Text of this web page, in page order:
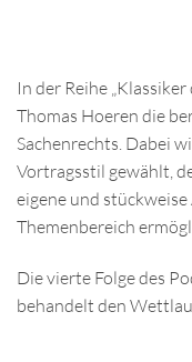
In der Reihe
Thomas Hoeren die
Sachenrechts. Dabei
Vortragsstil gewählt,
eigene und
Themenbereich
Die vierte Folge des
behandelt den